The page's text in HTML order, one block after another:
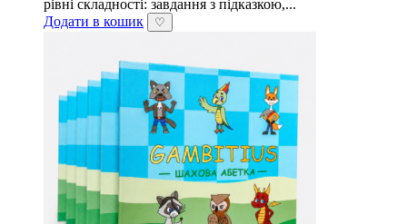
рівні складності: завдання з підказкою,...
Додати в кошик
♡